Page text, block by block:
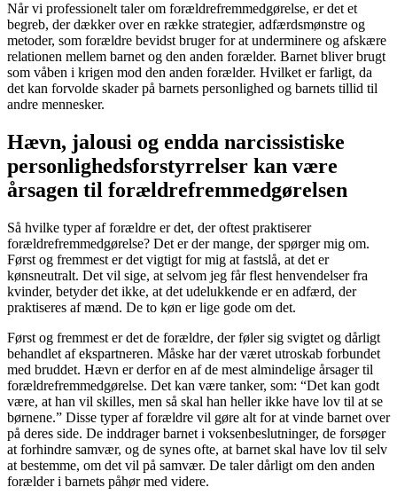
Når vi professionelt taler om forældrefremmedgørelse, er det et
begreb, der dækker over en række strategier, adfærdsmønstre og
metoder, som forældre bevidst bruger for at underminere og afskære
relationen mellem barnet og den anden forælder. Barnet bliver brugt
som våben i krigen mod den anden forælder. Hvilket er farligt, da
det kan forvolde skader på barnets personlighed og barnets tillid til
andre mennesker.
Hævn, jalousi og endda narcissistiske
personlighedsforstyrrelser kan være
årsagen til forældrefremmedgørelsen
Så hvilke typer af forældre er det, der oftest praktiserer
forældrefremmedgørelse? Det er der mange, der spørger mig om.
Først og fremmest er det vigtigt for mig at fastslå, at det er
kønsneutralt. Det vil sige, at selvom jeg får flest henvendelser fra
kvinder, betyder det ikke, at det udelukkende er en adfærd, der
praktiseres af mænd. De to køn er lige gode om det.
Først og fremmest er det de forældre, der føler sig svigtet og dårligt
behandlet af ekspartneren. Måske har der været utroskab forbundet
med bruddet. Hævn er derfor en af de mest almindelige årsager til
forældrefremmedgørelse. Det kan være tanker, som: “Det kan godt
være, at han vil skilles, men så skal han heller ikke have lov til at se
børnene.” Disse typer af forældre vil gøre alt for at vinde barnet over
på deres side. De inddrager barnet i voksenbeslutninger, de forsøger
at forhindre samvær, og de synes ofte, at barnet skal have lov til selv
at bestemme, om det vil på samvær. De taler dårligt om den anden
forælder i barnets påhør med videre.